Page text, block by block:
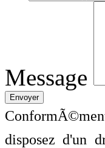
Message
disposez d'un